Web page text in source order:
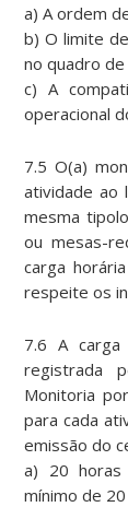
a) A ordem
b) O limite
no quadro
c) A
operacional
7.5 O(a)
atividade ao
mesma
ou mesas-
carga
respeite os
7.6 A carga
registrada
Monitoria
para cada
emissão do
a) 20 horas
mínimo de